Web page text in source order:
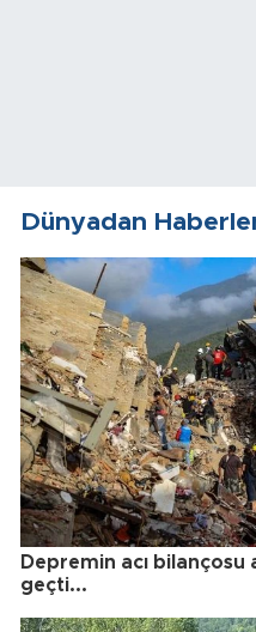
Dünyadan
Depremin acı bilançosu
geçti...